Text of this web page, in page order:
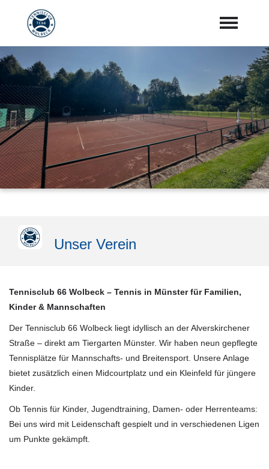
Startseite
Aktuelles
Vorstand
Training
Mannschaften
"Jetzt Mitglied werden"
Unser Verein
Tennisclub 66 Wolbeck – Tennis in Münster für Familien,
Kinder & Mannschaften
Der Tennisclub 66 Wolbeck liegt idyllisch an der Alverskirchener
Straße – direkt am Tiergarten Münster. Wir haben neun gepflegte
Tennisplätze für Mannschafts- und Breitensport. Unsere Anlage
bietet zusätzlich einen Midcourtplatz und ein Kleinfeld für jüngere
Kinder.
Ob Tennis für Kinder, Jugendtraining, Damen- oder Herrenteams:
Bei uns wird mit Leidenschaft gespielt und in verschiedenen Ligen
um Punkte gekämpft.